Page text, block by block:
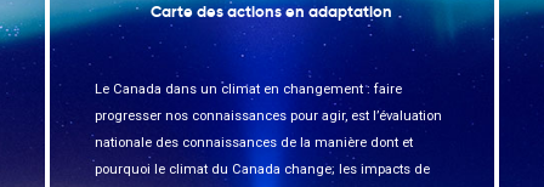
Carte des actions en adaptation
Le Canada dans un climat en changement : faire
progresser nos connaissances pour agir, est l’évaluation
nationale des connaissances de la manière dont et
pourquoi le climat du Canada change; les impacts de